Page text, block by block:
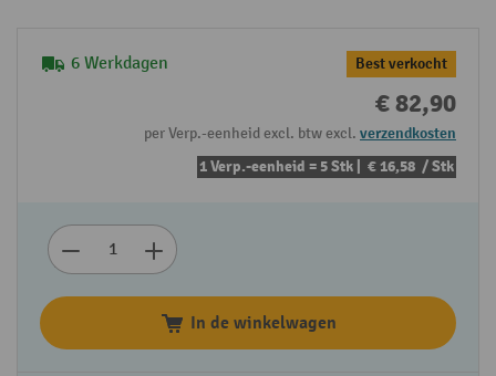
6 Werkdagen Best verkocht
€ 82,90
per Verp.-eenheid excl. btw excl. verzendkosten
1 Verp.-eenheid = 5 Stk | € 16,58 / Stk
In de winkelwagen